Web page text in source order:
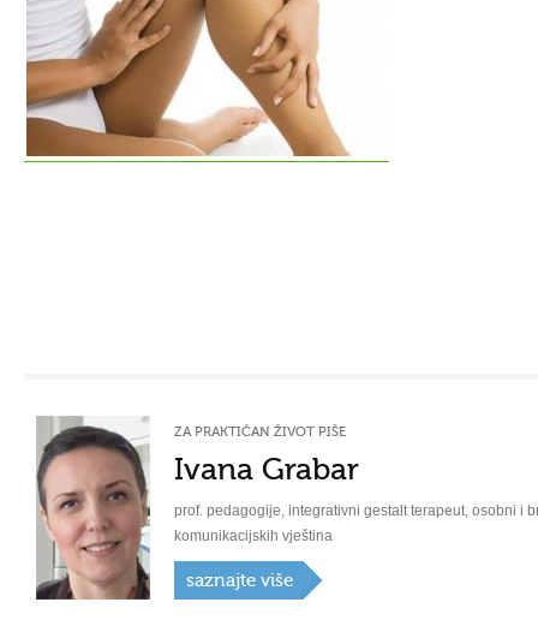
ZA PRAKTIČAN ŽIVOT PIŠE
Ivana Grabar
prof. pedagogije, integrativni gestalt terapeut, osobni i
komunikacijskih vještina
saznajte više